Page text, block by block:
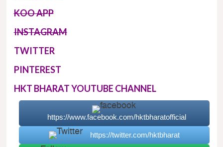
KOO APP
INSTAGRAM
TWITTER
PINTEREST
HKT BHARAT YOUTUBE CHANNEL
https://www.facebook.com/hktbharatofficial
https://twitter.com/hktbharat